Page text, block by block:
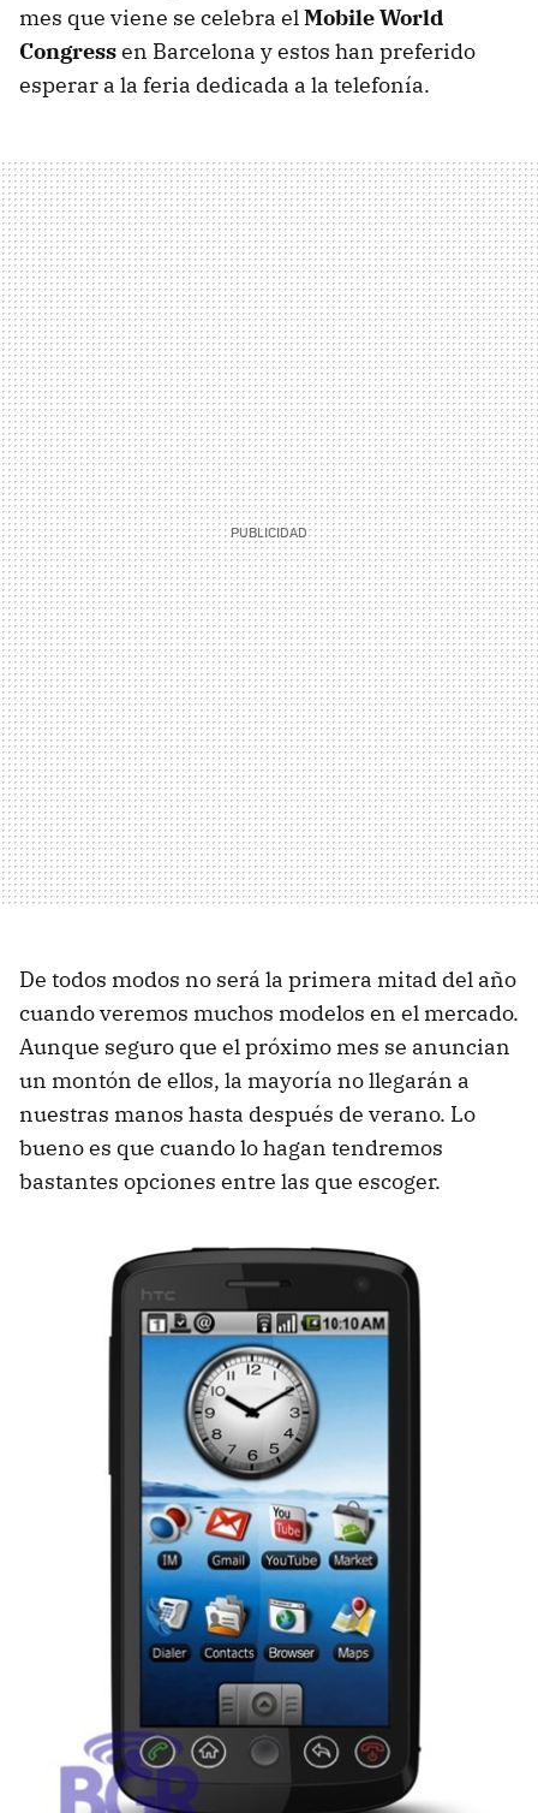
mes que viene se celebra elMobile World
Congressen Barcelona y estos han preferido
esperar a la feria dedicada a la telefonía.
De todos modos no será la primera mitad del año
cuando veremos muchos modelos en el mercado.
Aunque seguro que el próximo mes se anuncian
un montón de ellos, la mayoría no llegarán a
nuestras manos hasta después de verano. Lo
bueno es que cuando lo hagan tendremos
bastantes opciones entre las que escoger.